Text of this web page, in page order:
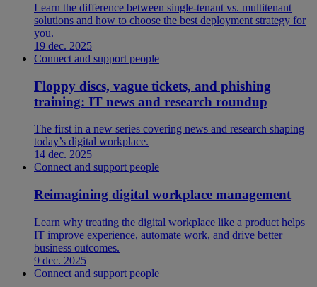
Learn the difference between single-tenant vs. multitenant
solutions and how to choose the best deployment strategy for
you.
19 dec. 2025
Connect and support people
Floppy discs, vague tickets, and phishing
training: IT news and research roundup
The first in a new series covering news and research shaping
today’s digital workplace.
14 dec. 2025
Connect and support people
Reimagining digital workplace management
Learn why treating the digital workplace like a product helps
IT improve experience, automate work, and drive better
business outcomes.
9 dec. 2025
Connect and support people